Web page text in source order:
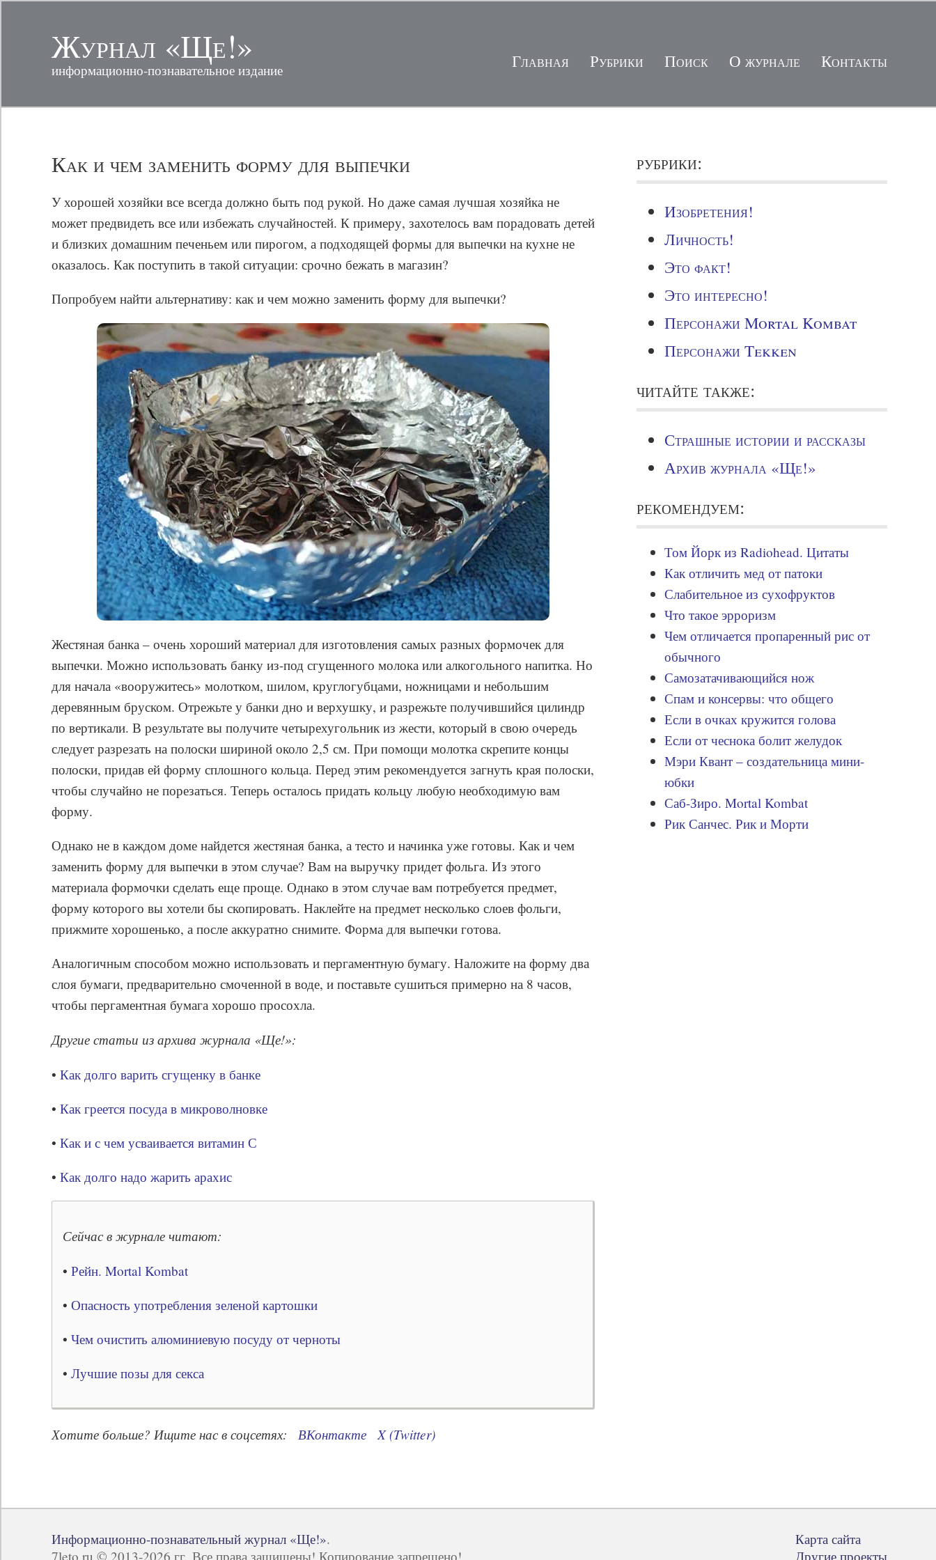
Журнал «Ще!»
информационно-познавательное издание Главная Рубрики Поиск О журнале Контакты
Как и чем заменить форму для выпечки
У хорошей хозяйки все всегда должно быть под рукой. Но даже самая лучшая хозяйка не
может предвидеть все или избежать случайностей. К примеру, захотелось вам порадовать детей
и близких домашним печеньем или пирогом, а подходящей формы для выпечки на кухне не
оказалось. Как поступить в такой ситуации: срочно бежать в магазин?
Попробуем найти альтернативу: как и чем можно заменить форму для выпечки?
Жестяная банка – очень хороший материал для изготовления самых разных формочек для
выпечки. Можно использовать банку из-под сгущенного молока или алкогольного напитка. Но
для начала «вооружитесь» молотком, шилом, круглогубцами, ножницами и небольшим
деревянным бруском. Отрежьте у банки дно и верхушку, и разрежьте получившийся цилиндр
по вертикали. В результате вы получите четырехугольник из жести, который в свою очередь
следует разрезать на полоски шириной около 2,5 см. При помощи молотка скрепите концы
полоски, придав ей форму сплошного кольца. Перед этим рекомендуется загнуть края полоски,
чтобы случайно не порезаться. Теперь осталось придать кольцу любую необходимую вам
форму.
Однако не в каждом доме найдется жестяная банка, а тесто и начинка уже готовы. Как и чем
заменить форму для выпечки в этом случае? Вам на выручку придет фольга. Из этого
материала формочки сделать еще проще. Однако в этом случае вам потребуется предмет,
форму которого вы хотели бы скопировать. Наклейте на предмет несколько слоев фольги,
прижмите хорошенько, а после аккуратно снимите. Форма для выпечки готова.
Аналогичным способом можно использовать и пергаментную бумагу. Наложите на форму два
слоя бумаги, предварительно смоченной в воде, и поставьте сушиться примерно на 8 часов,
чтобы пергаментная бумага хорошо просохла.
Другие статьи из архива журнала «Ще!»:
• Как долго варить сгущенку в банке
• Как греется посуда в микроволновке
• Как и с чем усваивается витамин С
• Как долго надо жарить арахис
Сейчас в журнале читают:
• Рейн. Mortal Kombat
• Опасность употребления зеленой картошки
• Чем очистить алюминиевую посуду от черноты
• Лучшие позы для секса
Хотите больше? Ищите нас в соцсетях: ВКонтакте X (Twitter)
рубрики:
Изобретения!
Личность!
Это факт!
Это интересно!
Персонажи Mortal Kombat
Персонажи Tekken
читайте также:
Страшные истории и рассказы
Архив журнала «Ще!»
рекомендуем:
Том Йорк из Radiohead. Цитаты
Как отличить мед от патоки
Слабительное из сухофруктов
Что такое эрроризм
Чем отличается пропаренный рис от
обычного
Самозатачивающийся нож
Спам и консервы: что общего
Если в очках кружится голова
Если от чеснока болит желудок
Мэри Квант – создательница мини-
юбки
Саб-Зиро. Mortal Kombat
Рик Санчес. Рик и Морти
Информационно-познавательный журнал «Ще!».
7leto.ru © 2013-2026 гг. Все права защищены! Копирование запрещено!
Карта сайта
Другие проекты